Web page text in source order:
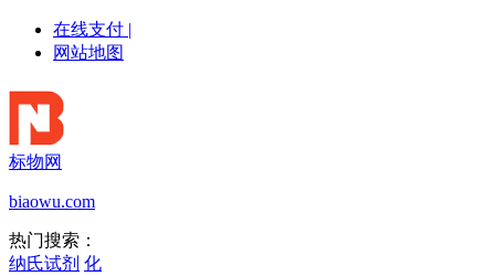
在线支付 |
网站地图
标物网
biaowu.com
热门搜索：
纳氏试剂 化